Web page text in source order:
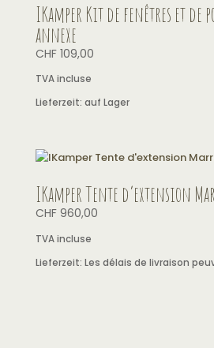
IKamper Kit de fenêtres et de
annexe
CHF109,00
TVA incluse
Lieferzeit: auf Lager
IKamper Tente d’extension
CHF960,00
TVA incluse
Lieferzeit: Les délais de livraison